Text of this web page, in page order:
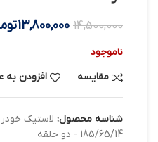
14,500,000
13,800,000
ناموجود
مقایسه
افزودن به
شناسه محصول:
185/65/14 - دو حلقه